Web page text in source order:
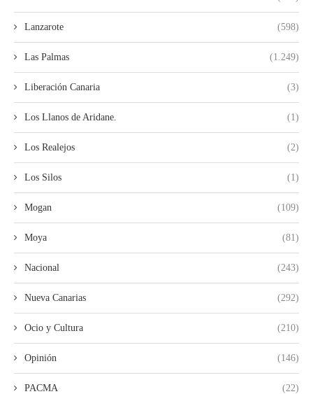
Lanzarote (598)
Las Palmas (1.249)
Liberación Canaria (3)
Los Llanos de Aridane. (1)
Los Realejos (2)
Los Silos (1)
Mogan (109)
Moya (81)
Nacional (243)
Nueva Canarias (292)
Ocio y Cultura (210)
Opinión (146)
PACMA (22)